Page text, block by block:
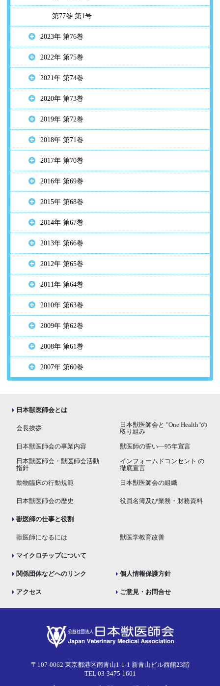
第77巻 第1号
2023年 第76巻
2022年 第75巻
2021年 第74巻
2020年 第73巻
2019年 第72巻
2018年 第71巻
2017年 第70巻
2016年 第69巻
2015年 第68巻
2014年 第67巻
2013年 第66巻
2012年 第65巻
2011年 第64巻
2010年 第63巻
2009年 第62巻
2008年 第61巻
2007年 第60巻
日本獣医師会とは
会長挨拶
日本獣医師会と "One Health"の
取り組み
日本獣医師会の事業内容 獣医師の誓い―95年宣言
日本獣医師会・獣医師会活動
指針
インフォームドコンセント の
徹底宣言
動物臨床の行動規範 日本獣医師会の組織
日本獣医師会の歴史 役員名簿及び業務・財務資料
獣医師の仕事と役割
獣医師になるには 獣医学教育改善
マイクロチップについて
関係団体などへのリンク 個人情報保護方針
アクセス ご意見・お問合せ
〒107-0062 東京都港区南青山1-1-1 新青山ビル西館23階
TEL 03-3475-1601